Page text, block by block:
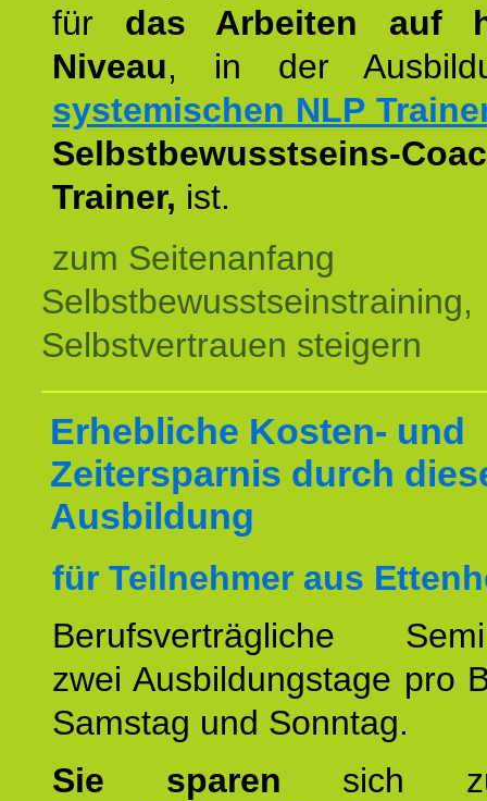
für das Arbeiten auf
Niveau, in der
systemischen NLP
Selbstbewusstseins-
Trainer, ist.
zum Seitenanfang
Selbstbewusstseinstraining,
Selbstvertrauen steigern
Erhebliche Kosten- und
Zeitersparnis durch
Ausbildung
für Teilnehmer aus
Berufsverträgliche
zwei Ausbildungstage pro
Samstag und Sonntag.
Sie sparen sich